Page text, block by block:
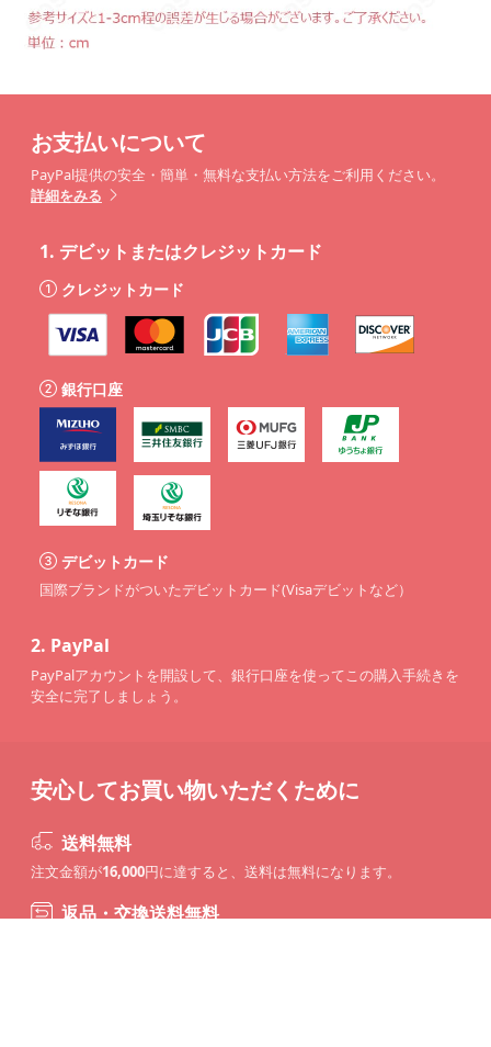
お支払いについて
PayPal提供の安全・簡単・無料な支払い方法をご利用ください。
詳細をみる
1. デビットまたはクレジットカード
クレジットカード
銀行口座
デビットカード
国際ブランドがついたデビットカード(Visaデビットなど）
2. PayPal
PayPalアカウントを開設して、銀行口座を使ってこの購入手続きを
安全に完了しましょう。
安心してお買い物いただくために
送料無料
注文金額が16,000円に達すると、送料は無料になります。
返品・交換送料無料